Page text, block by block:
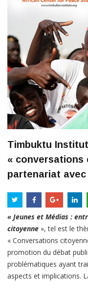
Timbuktu
« conversations
partenariat
« Jeunes et Médias :
citoyenne », tel est le
« Conversations
promotion du débat
problématiques ayant
aspects et implications.